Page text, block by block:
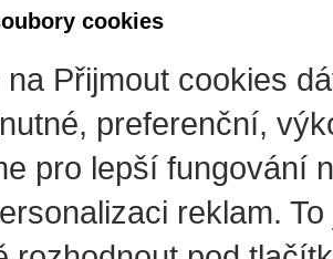
cookies
na Přijmout cookies
preferenční,
pro lepší fungování
reklam.